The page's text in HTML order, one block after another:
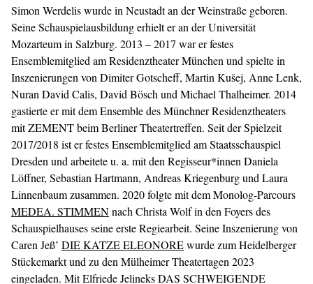
Simon Werdelis wurde in Neustadt an der Weinstraße geboren.
Seine Schauspielausbildung erhielt er an der Universität
Mozarteum in Salzburg. 2013 – 2017 war er festes
Ensemblemitglied am Residenztheater München und spielte in
Inszenierungen von Dimiter Gotscheff, Martin Kušej, Anne Lenk,
Nuran David Calis, David Bösch und Michael Thalheimer. 2014
gastierte er mit dem Ensemble des Münchner Residenztheaters
mit ZEMENT beim Berliner Theatertreffen. Seit der Spielzeit
2017/2018 ist er festes Ensemblemitglied am Staatsschauspiel
Dresden und arbeitete u. a. mit den Regisseur*innen Daniela
Löffner, Sebastian Hartmann, Andreas Kriegenburg und Laura
Linnenbaum zusammen. 2020 folgte mit dem Monolog-Parcours
MEDEA. STIMMENnach Christa Wolf in den Foyers des
Schauspielhauses seine erste Regiearbeit. Seine Inszenierung von
Caren Jeß’ DIE KATZE ELEONOREwurde zum Heidelberger
Stückemarkt und zu den Mülheimer Theatertagen 2023
eingeladen. Mit Elfriede Jelineks DAS SCHWEIGENDE